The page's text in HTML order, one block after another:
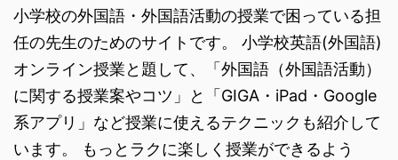
小学校の外国語・外国語活動の授業で困っている担
任の先生のためのサイトです。 小学校英語(外国語)
オンライン授業と題して、「外国語（外国語活動）
に関する授業案やコツ」と「GIGA・iPad・Google
系アプリ」など授業に使えるテクニックも紹介して
います。 もっとラクに楽しく授業ができるよう